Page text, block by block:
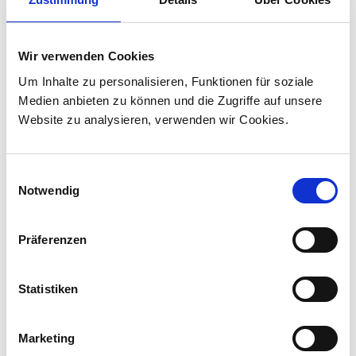
Wir verwenden Cookies
Um Inhalte zu personalisieren, Funktionen für soziale
Medien anbieten zu können und die Zugriffe auf unsere
Website zu analysieren, verwenden wir Cookies.
Notwendig
Präferenzen
Statistiken
Marketing
30.07.2026
Stadler hat mit VIA Rail Canada einen Vertrag
über die Lieferung von 45 Hybridlokomotiven
unterzeichnet und sich damit den ersten